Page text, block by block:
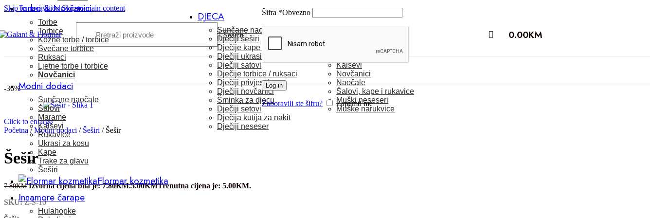
Skip to navigationSkip to main content
Search
Šifra *Obvezno
Log in
Zaboravili ste šifru? Zapamti me
0.00KM
Torbe & Novčanici
Torbe
Torbice
Kožne torbe / torbice
Svečane torbice
Ruksaci
Ljetne torbe i torbice
Novčanici
Modni dodaci
Sunčane naočale
Šalovi
Marame
Kaiševi
Rukavice
Ukrasi za kosu
Kape
Trake za glavu
Šeširi
Flormar kozmetika
Innamore čarape
Hulahopke
DJECA
Sunčane naočale
Dječiji šeširi
Dječije kape / rukavice
Dječiji ukrasi za kosu
Dječiji satovi
Dječije torbice / ruksaci
Dječiji privjesci
Dječiji novčanici
Šminka za djecu
Dječiji setovi
Dječija kutija za nakit
Dječiji neseser
Kaiševi
Novčanici
Naočale
Šalovi, kape i rukavice
Muški neseseri
Muške narukvice
-36%
Click to enlarge
Početna / Modni dodaci / Šeširi / Šešir
Šešir
7.80KM Izvorna cijena bila je: 7.80KM.5.00KMTrenutna cijena je: 5.00KM.
SKU:Z-S-10